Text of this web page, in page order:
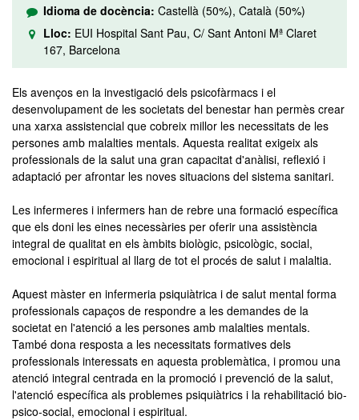
Idioma de docència: Castellà (50%), Català (50%)
Lloc: EUI Hospital Sant Pau, C/ Sant Antoni Mª Claret
167, Barcelona
Els avenços en la investigació dels psicofàrmacs i el
desenvolupament de les societats del benestar han permès crear
una xarxa assistencial que cobreix millor les necessitats de les
persones amb malalties mentals. Aquesta realitat exigeix als
professionals de la salut una gran capacitat d'anàlisi, reflexió i
adaptació per afrontar les noves situacions del sistema sanitari.
Les infermeres i infermers han de rebre una formació específica
que els doni les eines necessàries per oferir una assistència
integral de qualitat en els àmbits biològic, psicològic, social,
emocional i espiritual al llarg de tot el procés de salut i malaltia.
Aquest màster en infermeria psiquiàtrica i de salut mental forma
professionals capaços de respondre a les demandes de la
societat en l'atenció a les persones amb malalties mentals.
També dona resposta a les necessitats formatives dels
professionals interessats en aquesta problemàtica, i promou una
atenció integral centrada en la promoció i prevenció de la salut,
l'atenció específica als problemes psiquiàtrics i la rehabilitació bio-
psico-social, emocional i espiritual.